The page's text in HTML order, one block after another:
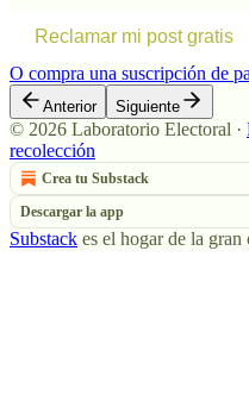
Reclamar mi post gratis
O compra una suscripción de
Anterior Siguiente
© 2026 Laboratorio Electoral ·
recolección
Crea tu Substack
Descargar la app
Substack es el hogar de la gran